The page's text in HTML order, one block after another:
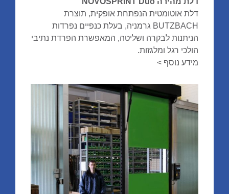
דלת אוטומטית הנפתחת אופקית, תוצרת
BUTZBACH גרמניה, בעלת כנפיים נפרדות
הניתנות לבקרה ושליטה, המאפשרת הפרדת נתיבי
הולכי רגל ומלגזות.
מידע נוסף >